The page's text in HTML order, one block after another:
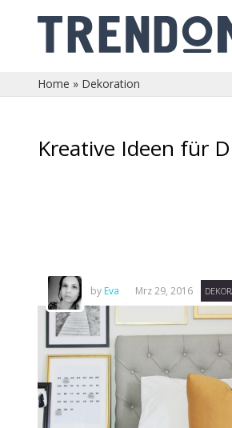
Home » Dekoration
Kreative Ideen für
by Eva Mrz 29, 2016